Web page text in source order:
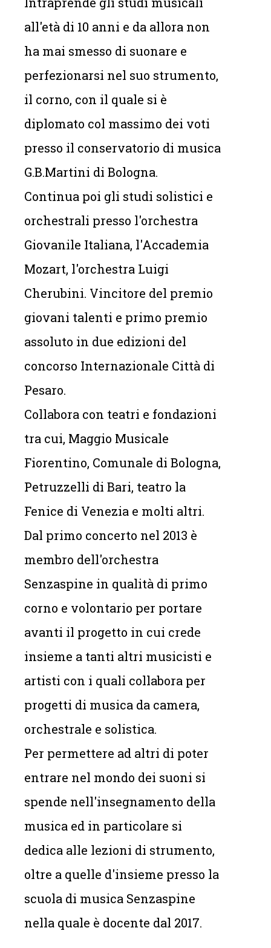
all'età di 10 anni e da allora non
ha mai smesso di suonare e
perfezionarsi nel suo strumento,
il corno, con il quale si è
diplomato col massimo dei voti
presso il conservatorio di musica
G.B.Martini di Bologna.
Continua poi gli studi solistici e
orchestrali presso l'orchestra
Giovanile Italiana, l'Accademia
Mozart, l'orchestra Luigi
Cherubini. Vincitore del premio
giovani talenti e primo premio
assoluto in due edizioni del
concorso Internazionale Città di
Pesaro.
Collabora con teatri e fondazioni
tra cui, Maggio Musicale
Fiorentino, Comunale di Bologna,
Petruzzelli di Bari, teatro la
Fenice di Venezia e molti altri.
Dal primo concerto nel 2013 è
membro dell'orchestra
Senzaspine in qualità di primo
corno e volontario per portare
avanti il progetto in cui crede
insieme a tanti altri musicisti e
artisti con i quali collabora per
progetti di musica da camera,
orchestrale e solistica.
Per permettere ad altri di poter
entrare nel mondo dei suoni si
spende nell'insegnamento della
musica ed in particolare si
dedica alle lezioni di strumento,
oltre a quelle d'insieme presso la
scuola di musica Senzaspine
nella quale è docente dal 2017.